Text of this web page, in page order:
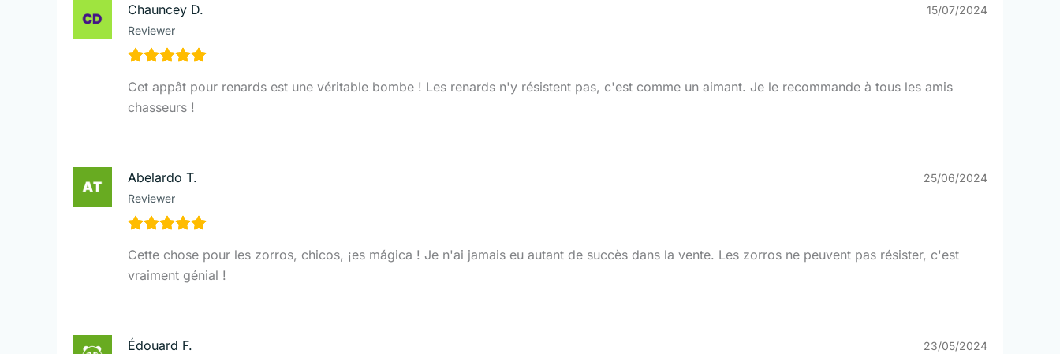
Chauncey D.
Reviewer
15/07/2024
Cet appât pour renards est une véritable bombe ! Les renards n'y résistent pas, c'est comme un aimant. Je le recommande à tous les amis
chasseurs !
Abelardo T.
Reviewer
25/06/2024
Cette chose pour les zorros, chicos, ¡es mágica ! Je n'ai jamais eu autant de succès dans la vente. Les zorros ne peuvent pas résister, c'est
vraiment génial !
Édouard F. 23/05/2024